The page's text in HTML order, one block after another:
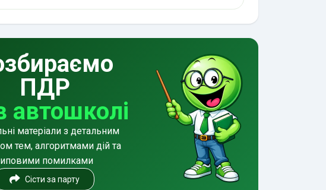
ПДР
автошколі
матеріали з детальним
тем, алгоритмами дій та
помилками
Сісти за парту